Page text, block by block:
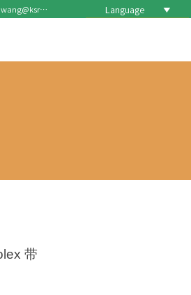
邮箱：sofinawang@ksrcd.com Language 
带